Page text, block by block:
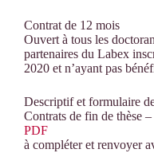
Contrat de 12 mois
Ouvert à tous les
partenaires du Labex
2020 et n’ayant pas
Descriptif et formulaire
Contrats de fin de thèse
PDF
à compléter et renvoyer